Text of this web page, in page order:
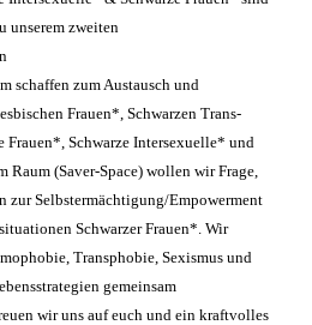
unserem zweiten
schaffen zum Austausch und
Frauen*, Schwarzen Trans-
Frauen*, Schwarze Intersexuelle* und
Raum (Saver-Space) wollen wir Frage,
zur Selbstermächtigung/Empowerment
Schwarzer Frauen*. Wir
Transphobie, Sexismus und
gemeinsam
wir uns auf euch und ein kraftvolles